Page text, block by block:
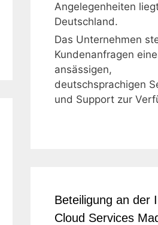
Angelegenheiten
Deutschland.
Das Unternehmen
Kundenanfragen
ansässigen,
deutschsprachigen
und Support zur
Beteiligung an der
Cloud Services